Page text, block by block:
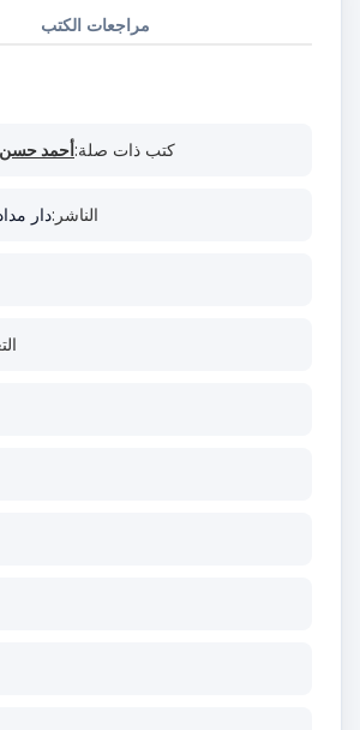
مراجعات الكتب
كتب ذات صلة:أحمد حسن
الناشر:دار